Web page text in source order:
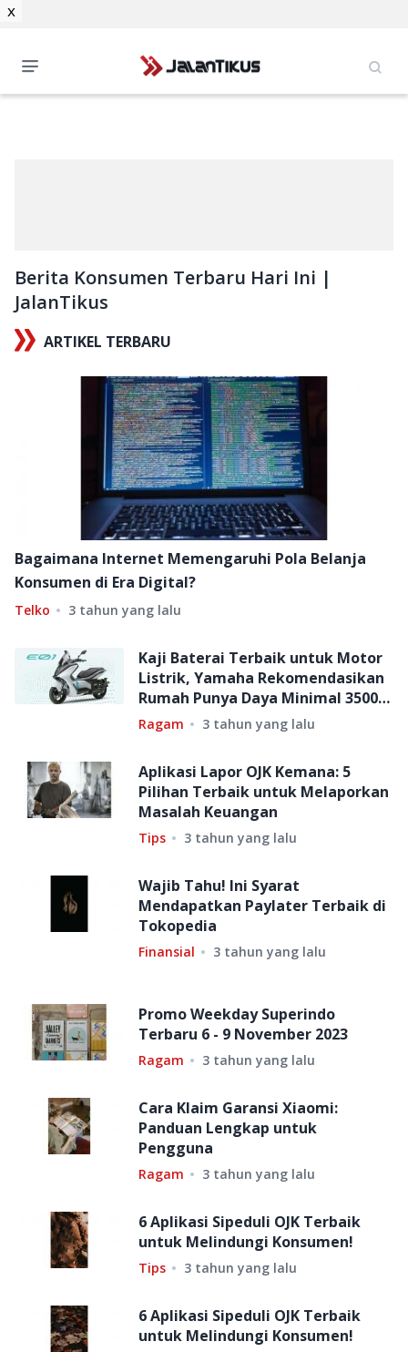
Berita Konsumen Terbaru Hari Ini |
JalanTikus
ARTIKEL TERBARU
Bagaimana Internet Memengaruhi Pola Belanja
Konsumen di Era Digital?
Telko 3 tahun yang lalu
Kaji Baterai Terbaik untuk Motor
Listrik, Yamaha Rekomendasikan
Rumah Punya Daya Minimal 3500
Watt
Ragam 3 tahun yang lalu
Aplikasi Lapor OJK Kemana: 5
Pilihan Terbaik untuk Melaporkan
Masalah Keuangan
Tips 3 tahun yang lalu
Wajib Tahu! Ini Syarat
Mendapatkan Paylater Terbaik di
Tokopedia
Finansial 3 tahun yang lalu
Promo Weekday Superindo
Terbaru 6 - 9 November 2023
Ragam 3 tahun yang lalu
Cara Klaim Garansi Xiaomi:
Panduan Lengkap untuk
Pengguna
Ragam 3 tahun yang lalu
6 Aplikasi Sipeduli OJK Terbaik
untuk Melindungi Konsumen!
Tips 3 tahun yang lalu
6 Aplikasi Sipeduli OJK Terbaik
untuk Melindungi Konsumen!
x